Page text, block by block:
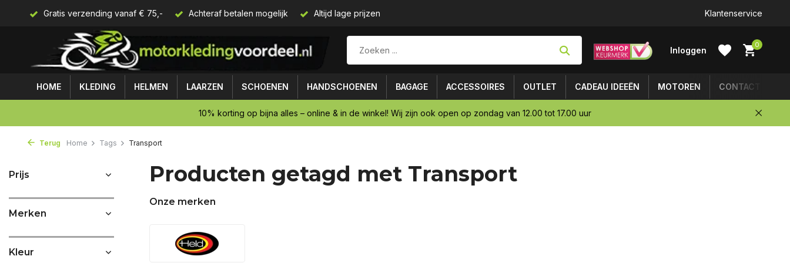
Gratis verzending vanaf € 75,- Achteraf betalen mogelijk Altijd lage prijzen Klantenservice
Inloggen
0
HOME KLEDING HELMEN LAARZEN SCHOENEN HANDSCHOENEN BAGAGE ACCESSOIRES OUTLET CADEAU IDEEËN MOTOREN CONTACT
10% korting op bijna alles – online & in de winkel! Wij zijn ook open op zondag van 12.00 tot 17.00 uur
Terug Home Tags Transport
Prijs
Merken
Kleur
Producten getagd met Transport
Onze merken